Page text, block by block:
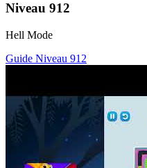
Niveau 912
Hell Mode
Guide Niveau 912